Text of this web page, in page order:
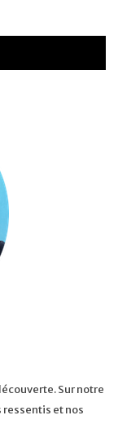
Sur notre
et nos